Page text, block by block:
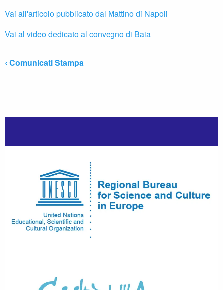
Vai all'articolo pubblicato dal Mattino di Napoli
Vai al video dedicato al convegno di Baia
‹ Comunicati Stampa